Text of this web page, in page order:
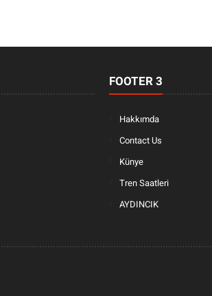
FOOTER 3
Hakkımda
Contact Us
Künye
Tren Saatleri
AYDINCIK